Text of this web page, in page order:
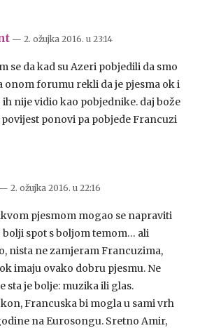
— 2. ožujka 2016. u 23:14
se da kad su Azeri pobjedili da smo
onom forumu rekli da je pjesma ok i
nije vidio kao pobjednike. daj bože
povijest ponovi pa pobjede Francuzi
— 2. ožujka 2016. u 22:16
pjesmom mogao se napraviti
bolji spot s boljom temom… ali
nista ne zamjeram Francuzima,
imaju ovako dobru pjesmu. Ne
sta je bolje: muzika ili glas.
Francuska bi mogla u sami vrh
na Eurosongu. Sretno Amir,